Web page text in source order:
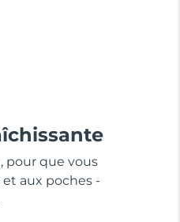
pour que vous
aux poches -